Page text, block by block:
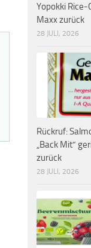
Yopokki Rice-
Maxx zurück
28 JULI, 2026
Rückruf:
„Back Mit“
zurück
28 JULI, 2026